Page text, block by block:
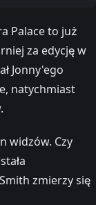
Palace to już
za edycję w
Jonny'ego
natychmiast
widzów. Czy
zmierzy się